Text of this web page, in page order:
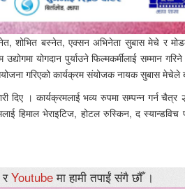
शोभित बस्नेत, एक्सन अभिनेता सुबास मेचे र
योगदान पुर्याउने फिल्मकर्मीलाई सम्मान
गरिएको कार्यक्रम संयोजक नायक सुबास मेचेले
दिए । कार्यक्रमलाई भव्य रुपमा सम्पन्न गर्न
हिमाल भेराइटिज, होटल रुस्किन, द
रYoutubeमा हामी तपाईं संगै छौँ ।